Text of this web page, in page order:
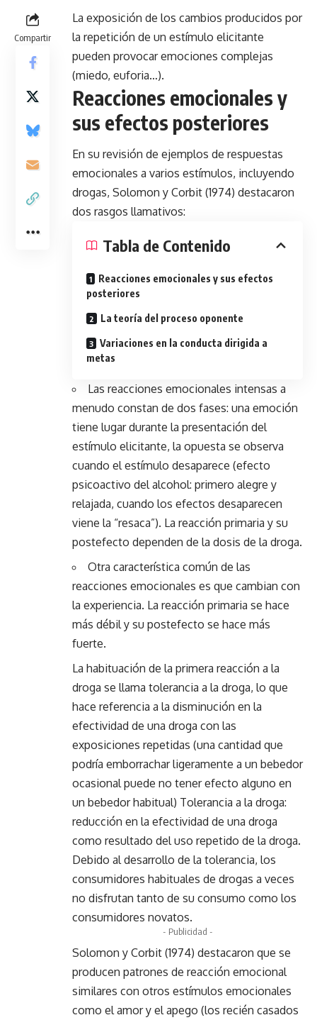
Compartir
La exposición de los cambios producidos por
la repetición de un estímulo elicitante
pueden provocar emociones complejas
(miedo, euforia…).
Reacciones emocionales y
sus efectos posteriores
En su revisión de ejemplos de respuestas
emocionales a varios estímulos, incluyendo
drogas, Solomon y Corbit (1974) destacaron
dos rasgos llamativos:
Tabla de Contenido
Reacciones emocionales y sus efectos
posteriores
La teoría del proceso oponente
Variaciones en la conducta dirigida a
metas
Las reacciones emocionales intensas a
menudo constan de dos fases: una emoción
tiene lugar durante la presentación del
estímulo elicitante, la opuesta se observa
cuando el estímulo desaparece (efecto
psicoactivo del alcohol: primero alegre y
relajada, cuando los efectos desaparecen
viene la “resaca”). La reacción primaria y su
postefecto dependen de la dosis de la droga.
Otra característica común de las
reacciones emocionales es que cambian con
la experiencia. La reacción primaria se hace
más débil y su postefecto se hace más
fuerte.
La habituación de la primera reacción a la
droga se llama tolerancia a la droga, lo que
hace referencia a la disminución en la
efectividad de una droga con las
exposiciones repetidas (una cantidad que
podría emborrachar ligeramente a un bebedor
ocasional puede no tener efecto alguno en
un bebedor habitual) Tolerancia a la droga:
reducción en la efectividad de una droga
como resultado del uso repetido de la droga.
Debido al desarrollo de la tolerancia, los
consumidores habituales de drogas a veces
no disfrutan tanto de su consumo como los
consumidores novatos.
- Publicidad -
Solomon y Corbit (1974) destacaron que se
producen patrones de reacción emocional
similares con otros estímulos emocionales
como el amor y el apego (los recién casados